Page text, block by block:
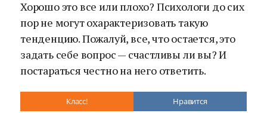
Хорошо это все или плохо? Психологи до сих
пор не могут охарактеризовать такую
тенденцию. Пожалуй, все, что остается, это
задать себе вопрос — счастливы ли вы? И
постараться честно на него ответить.
Класс! Нравится